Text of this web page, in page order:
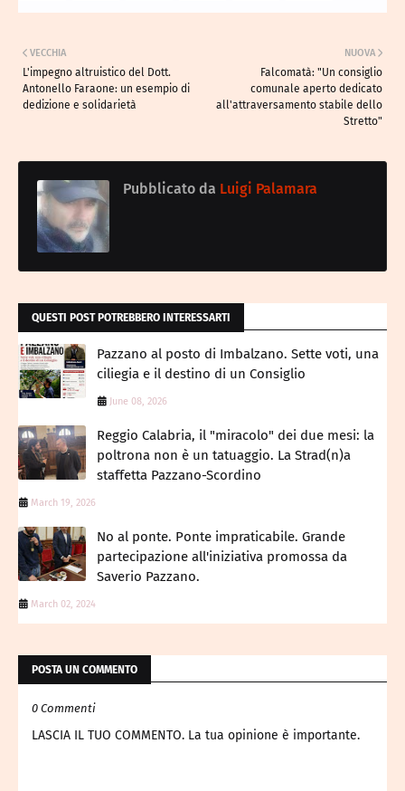
NUOVA
Falcomatà: "Un consiglio
comunale aperto dedicato
all'attraversamento stabile dello
Stretto"
VECCHIA
L'impegno altruistico del Dott.
Antonello Faraone: un esempio di
dedizione e solidarietà
Pubblicato da Luigi Palamara
QUESTI POST POTREBBERO INTERESSARTI
Pazzano al posto di Imbalzano. Sette voti, una
ciliegia e il destino di un Consiglio
June 08, 2026
Reggio Calabria, il "miracolo" dei due mesi: la
poltrona non è un tatuaggio. La Strad(n)a
staffetta Pazzano-Scordino
March 19, 2026
No al ponte. Ponte impraticabile. Grande
partecipazione all'iniziativa promossa da
Saverio Pazzano.
March 02, 2024
POSTA UN COMMENTO
0 Commenti
LASCIA IL TUO COMMENTO. La tua opinione è importante.